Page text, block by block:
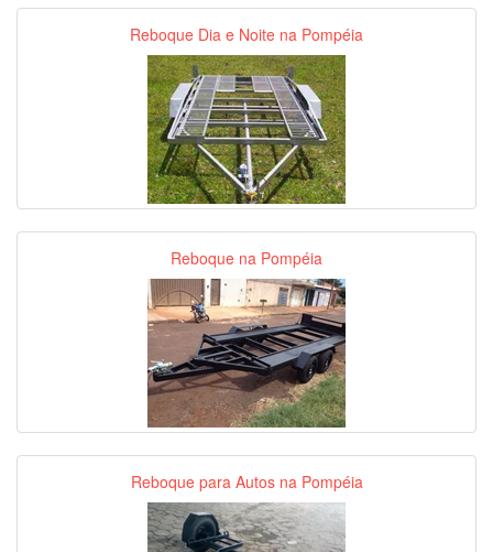
Reboque Dia e Noite na Pompéia
Reboque na Pompéia
Reboque para Autos na Pompéia